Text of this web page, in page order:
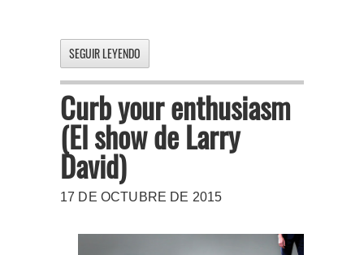
SEGUIR LEYENDO
Curb your enthusiasm
(El show de Larry
David)
17 DE OCTUBRE DE 2015